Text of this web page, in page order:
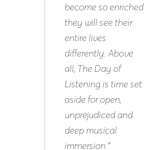
become so enriched
they will see their
entire lives
differently. Above
all, The Day of
Listening is time set
aside for open,
unprejudiced and
deep musical
immersion.”